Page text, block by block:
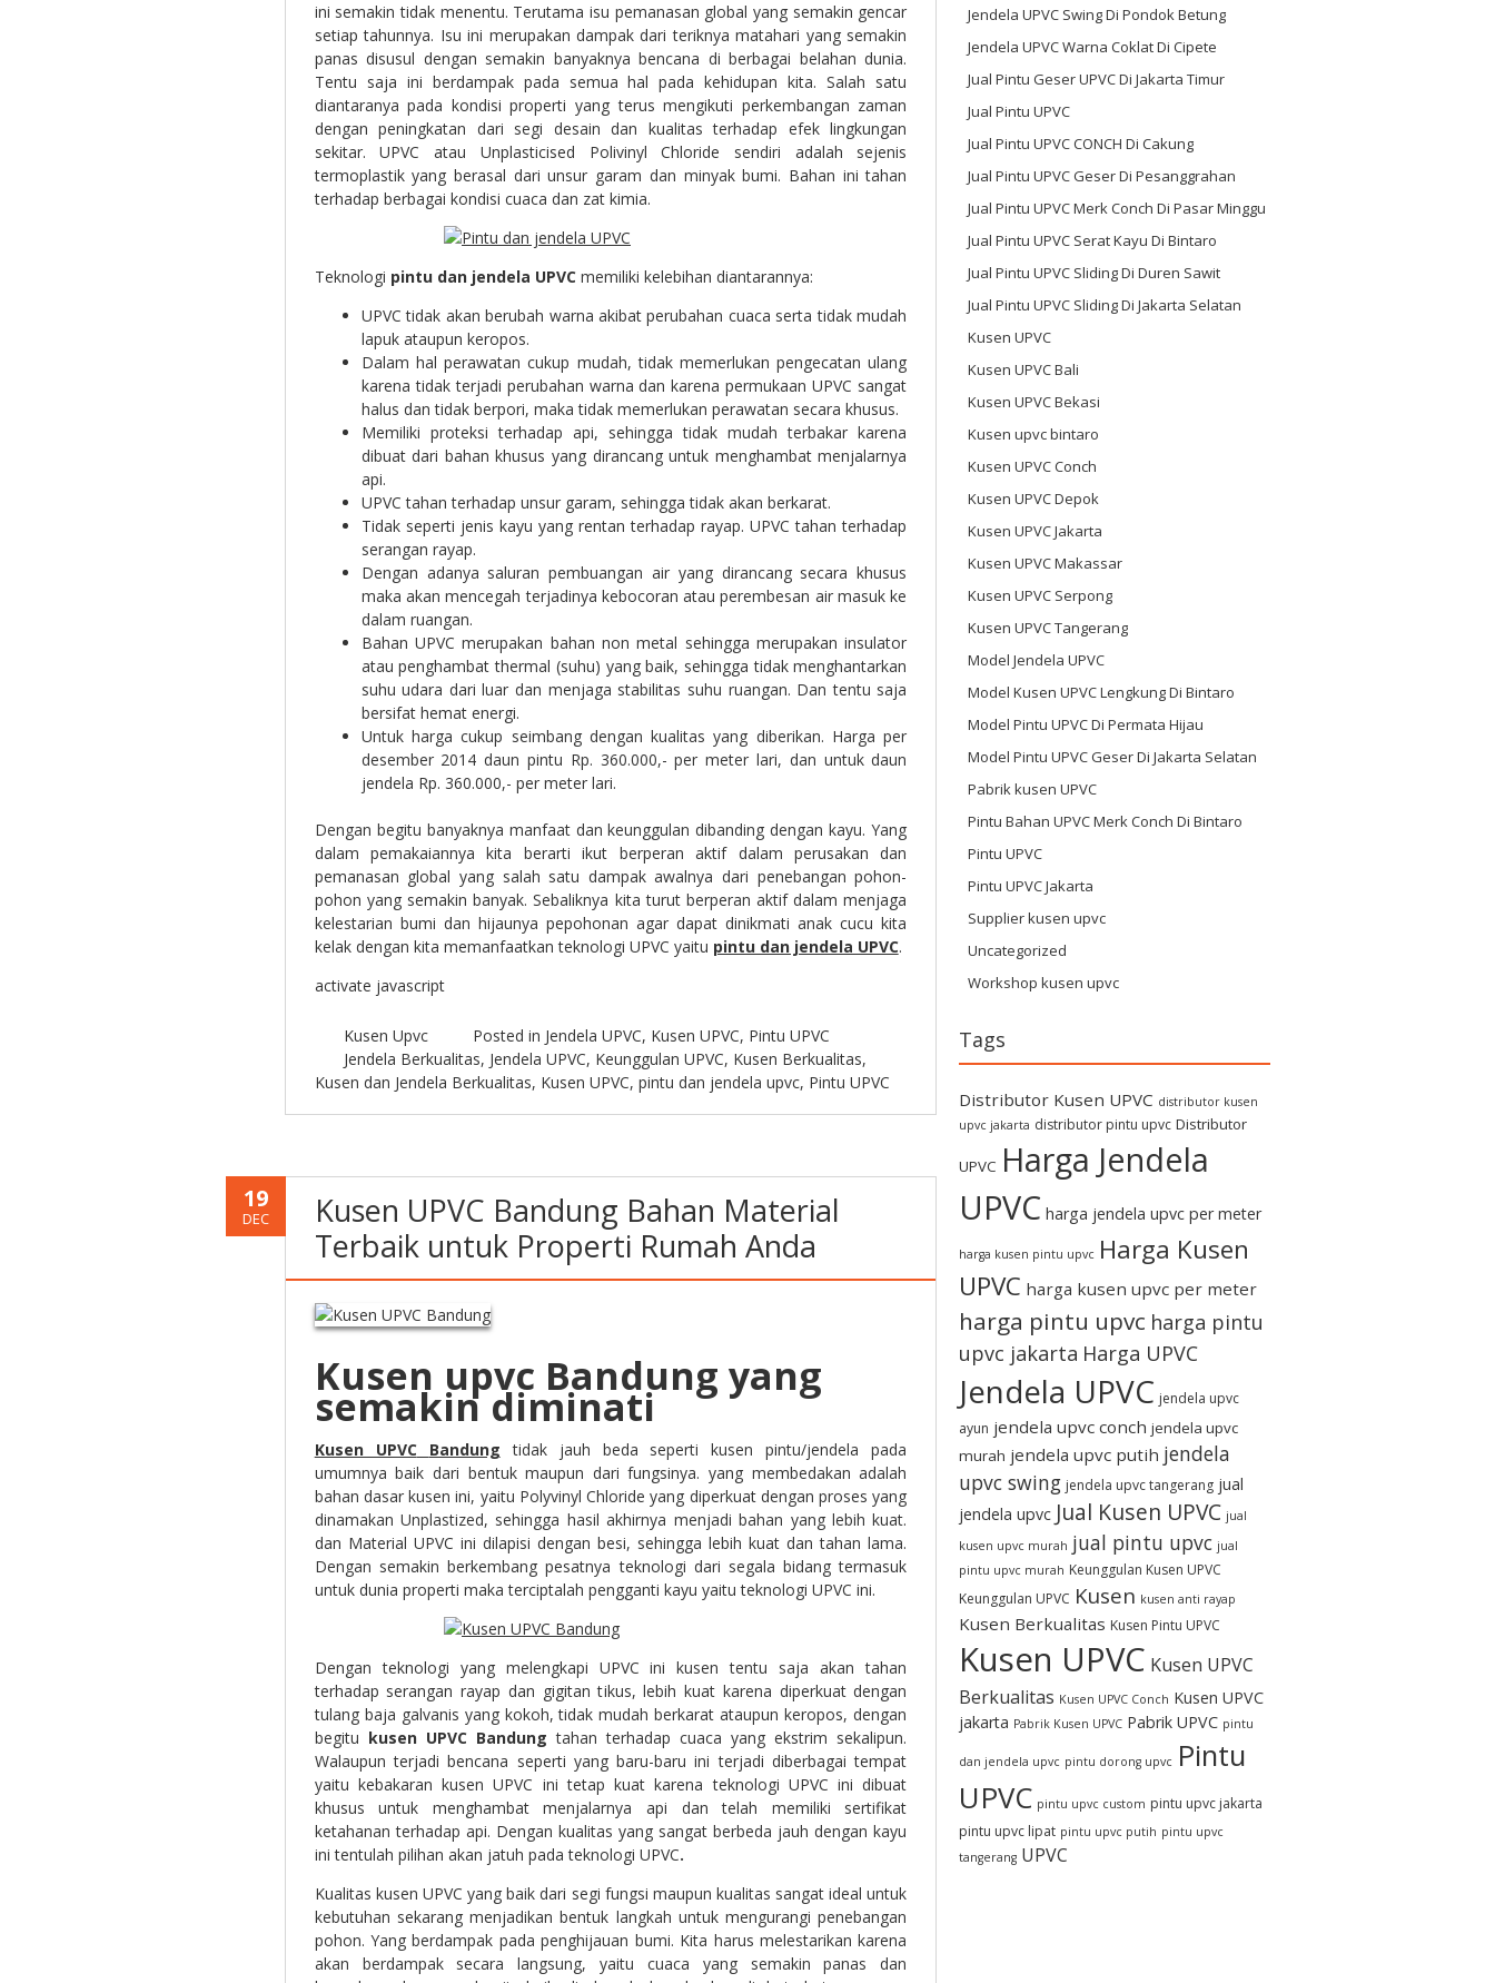
ini semakin tidak menentu. Terutama isu pemanasan global yang semakin gencar
setiap tahunnya. Isu ini merupakan dampak dari teriknya matahari yang semakin
panas disusul dengan semakin banyaknya bencana di berbagai belahan dunia.
Tentu saja ini berdampak pada semua hal pada kehidupan kita. Salah satu
diantaranya pada kondisi properti yang terus mengikuti perkembangan zaman
dengan peningkatan dari segi desain dan kualitas terhadap efek lingkungan
sekitar. UPVC atau Unplasticised Polivinyl Chloride sendiri adalah sejenis
termoplastik yang berasal dari unsur garam dan minyak bumi. Bahan ini tahan
terhadap berbagai kondisi cuaca dan zat kimia.
Teknologi pintu dan jendela UPVC memiliki kelebihan diantarannya:
UPVC tidak akan berubah warna akibat perubahan cuaca serta tidak mudah
lapuk ataupun keropos.
Dalam hal perawatan cukup mudah, tidak memerlukan pengecatan ulang
karena tidak terjadi perubahan warna dan karena permukaan UPVC sangat
halus dan tidak berpori, maka tidak memerlukan perawatan secara khusus.
Memiliki proteksi terhadap api, sehingga tidak mudah terbakar karena
dibuat dari bahan khusus yang dirancang untuk menghambat menjalarnya
api.
UPVC tahan terhadap unsur garam, sehingga tidak akan berkarat.
Tidak seperti jenis kayu yang rentan terhadap rayap. UPVC tahan terhadap
serangan rayap.
Dengan adanya saluran pembuangan air yang dirancang secara khusus
maka akan mencegah terjadinya kebocoran atau perembesan air masuk ke
dalam ruangan.
Bahan UPVC merupakan bahan non metal sehingga merupakan insulator
atau penghambat thermal (suhu) yang baik, sehingga tidak menghantarkan
suhu udara dari luar dan menjaga stabilitas suhu ruangan. Dan tentu saja
bersifat hemat energi.
Untuk harga cukup seimbang dengan kualitas yang diberikan. Harga per
desember 2014 daun pintu Rp. 360.000,- per meter lari, dan untuk daun
jendela Rp. 360.000,- per meter lari.
Dengan begitu banyaknya manfaat dan keunggulan dibanding dengan kayu. Yang
dalam pemakaiannya kita berarti ikut berperan aktif dalam perusakan dan
pemanasan global yang salah satu dampak awalnya dari penebangan pohon-
pohon yang semakin banyak. Sebaliknya kita turut berperan aktif dalam menjaga
kelestarian bumi dan hijaunya pepohonan agar dapat dinikmati anak cucu kita
kelak dengan kita memanfaatkan teknologi UPVC yaitu pintu dan jendela UPVC.
activate javascript
Kusen Upvc Posted in Jendela UPVC, Kusen UPVC, Pintu UPVC
Jendela Berkualitas, Jendela UPVC, Keunggulan UPVC, Kusen Berkualitas,
Kusen dan Jendela Berkualitas, Kusen UPVC, pintu dan jendela upvc, Pintu UPVC
19
DEC
Kusen UPVC Bandung Bahan Material
Terbaik untuk Properti Rumah Anda
Kusen upvc Bandung yang
semakin diminati
Kusen UPVC Bandung tidak jauh beda seperti kusen pintu/jendela pada
umumnya baik dari bentuk maupun dari fungsinya. yang membedakan adalah
bahan dasar kusen ini, yaitu Polyvinyl Chloride yang diperkuat dengan proses yang
dinamakan Unplastized, sehingga hasil akhirnya menjadi bahan yang lebih kuat.
dan Material UPVC ini dilapisi dengan besi, sehingga lebih kuat dan tahan lama.
Dengan semakin berkembang pesatnya teknologi dari segala bidang termasuk
untuk dunia properti maka terciptalah pengganti kayu yaitu teknologi UPVC ini.
Dengan teknologi yang melengkapi UPVC ini kusen tentu saja akan tahan
terhadap serangan rayap dan gigitan tikus, lebih kuat karena diperkuat dengan
tulang baja galvanis yang kokoh, tidak mudah berkarat ataupun keropos, dengan
begitu kusen UPVC Bandung tahan terhadap cuaca yang ekstrim sekalipun.
Walaupun terjadi bencana seperti yang baru-baru ini terjadi diberbagai tempat
yaitu kebakaran kusen UPVC ini tetap kuat karena teknologi UPVC ini dibuat
khusus untuk menghambat menjalarnya api dan telah memiliki sertifikat
ketahanan terhadap api. Dengan kualitas yang sangat berbeda jauh dengan kayu
ini tentulah pilihan akan jatuh pada teknologi UPVC.
Kualitas kusen UPVC yang baik dari segi fungsi maupun kualitas sangat ideal untuk
kebutuhan sekarang menjadikan bentuk langkah untuk mengurangi penebangan
pohon. Yang berdampak pada penghijauan bumi. Kita harus melestarikan karena
akan berdampak secara langsung, yaitu cuaca yang semakin panas dan
Jendela UPVC Swing Di Pondok Betung
Jendela UPVC Warna Coklat Di Cipete
Jual Pintu Geser UPVC Di Jakarta Timur
Jual Pintu UPVC
Jual Pintu UPVC CONCH Di Cakung
Jual Pintu UPVC Geser Di Pesanggrahan
Jual Pintu UPVC Merk Conch Di Pasar Minggu
Jual Pintu UPVC Serat Kayu Di Bintaro
Jual Pintu UPVC Sliding Di Duren Sawit
Jual Pintu UPVC Sliding Di Jakarta Selatan
Kusen UPVC
Kusen UPVC Bali
Kusen UPVC Bekasi
Kusen upvc bintaro
Kusen UPVC Conch
Kusen UPVC Depok
Kusen UPVC Jakarta
Kusen UPVC Makassar
Kusen UPVC Serpong
Kusen UPVC Tangerang
Model Jendela UPVC
Model Kusen UPVC Lengkung Di Bintaro
Model Pintu UPVC Di Permata Hijau
Model Pintu UPVC Geser Di Jakarta Selatan
Pabrik kusen UPVC
Pintu Bahan UPVC Merk Conch Di Bintaro
Pintu UPVC
Pintu UPVC Jakarta
Supplier kusen upvc
Uncategorized
Workshop kusen upvc
Tags
Distributor Kusen UPVC distributor kusen
upvc jakarta distributor pintu upvc Distributor
UPVC Harga Jendela
UPVC harga jendela upvc per meter
harga kusen pintu upvc Harga Kusen
UPVC harga kusen upvc per meter
harga pintu upvc harga pintu
upvc jakarta Harga UPVC
Jendela UPVC jendela upvc
ayun jendela upvc conch jendela upvc
murah jendela upvc putih jendela
upvc swing jendela upvc tangerang jual
jendela upvc Jual Kusen UPVC jual
kusen upvc murah jual pintu upvc jual
pintu upvc murah Keunggulan Kusen UPVC
Keunggulan UPVC Kusen kusen anti rayap
Kusen Berkualitas Kusen Pintu UPVC
Kusen UPVC Kusen UPVC
Berkualitas Kusen UPVC Conch Kusen UPVC
jakarta Pabrik Kusen UPVC Pabrik UPVC pintu
dan jendela upvc pintu dorong upvc Pintu
UPVC pintu upvc custom pintu upvc jakarta
pintu upvc lipat pintu upvc putih pintu upvc
tangerang UPVC